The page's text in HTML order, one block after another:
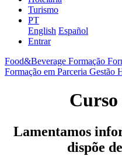
Turismo
PT
English Español
Entrar
Food&Beverage Formação
Formação em Parceria Gestão
Curso
Lamentamos
dispõe